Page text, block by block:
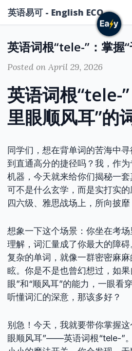
英语易可 - English ECO
Posted on April 29, 2026
英语词根“tele-
里眼顺风耳”的
同学们，想在背单词的苦海中
到直通高分的捷径吗？我，作
机器，今天就来给你们揭秘一
可不是什么玄学，而是实打实
四六级、雅思战场上，所向披靡
想象一下这个场景：你坐在考
理解，词汇量成了你最大的障
复杂的单词，就像一群密密麻
眩。你是不是也曾幻想过，如果
眼”和“顺风耳”的能力，一眼看
听懂词汇的深意，那该多好？
别急！今天，我就要带你掌握
眼顺风耳”——英语词根“tele-”